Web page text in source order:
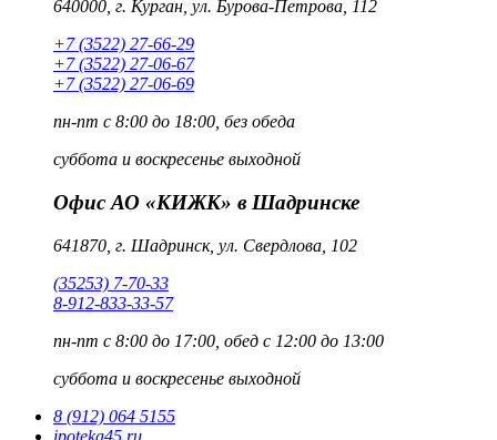
640000, г. Курган, ул. Бурова-Петрова, 112
+7 (3522) 27-66-29
+7 (3522) 27-06-67
+7 (3522) 27-06-69
пн-пт с 8:00 до 18:00, без обеда
суббота и воскресенье выходной
Офис АО «КИЖК» в Шадринске
641870, г. Шадринск, ул. Свердлова, 102
(35253) 7-70-33
8-912-833-33-57
пн-пт с 8:00 до 17:00, обед с 12:00 до 13:00
суббота и воскресенье выходной
8 (912) 064 5155
ipoteka45.ru